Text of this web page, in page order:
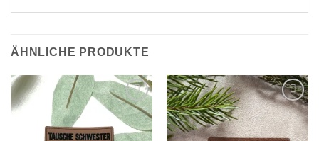
ÄHNLICHE PRODUKTE
Add to
wishlist
Add to
wishlist